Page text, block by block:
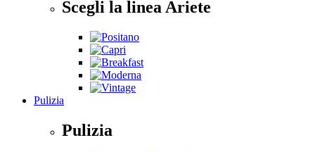
Scegli la linea Ariete
Pulizia
Pulizia